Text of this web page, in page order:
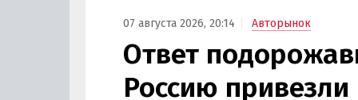
07 августа 2026, 20:14 Авторынок
Ответ
Россию